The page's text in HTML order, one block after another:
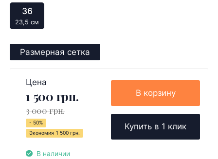
36
23,5 см
Размерная сетка
Цена
1 500 грн.
3 000 грн.
- 50%
Экономия 1 500 грн.
В наличии
В корзину
Купить в 1 клик